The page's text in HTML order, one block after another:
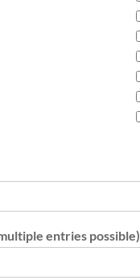
entries possible)